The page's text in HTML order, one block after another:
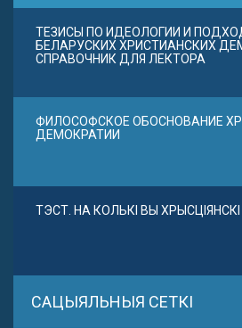
ТЕЗИСЫ ПО ИДЕОЛОГИИ И
БЕЛАРУСКИХ ХРИСТИАНСКИХ
СПРАВОЧНИК ДЛЯ ЛЕКТОРА
ФИЛОСОФСКОЕ ОБОСНОВАНИЕ
ДЕМОКРАТИИ
ТЭСТ. НА КОЛЬКІ ВЫ
САЦЫЯЛЬНЫЯ СЕТКІ